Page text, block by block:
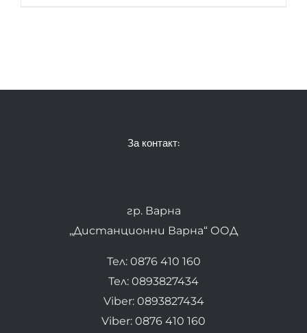
За контакт:
гр. Варна
„Дистанционни Варна“ ООД
Тел: 0876 410 160
Тел: 0893827434
Viber: 0893827434
Viber: 0876 410 160